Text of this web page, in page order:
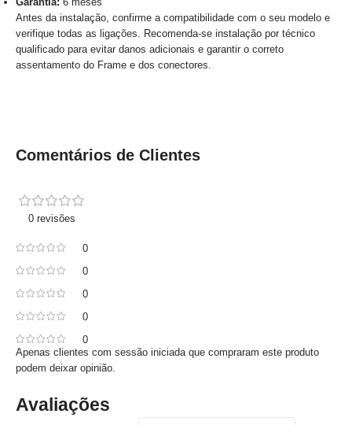
Antes da instalação, confirme a compatibilidade com o seu modelo e
verifique todas as ligações. Recomenda-se instalação por técnico
qualificado para evitar danos adicionais e garantir o correto
assentamento do Frame e dos conectores.
Comentários de Clientes
0 revisões
0
0
0
0
0
Avaliações
Apenas clientes com sessão iniciada que compraram este produto
podem deixar opinião.